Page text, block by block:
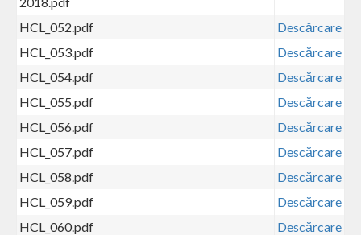
HCL_052.pdf
Descărcare
HCL_053.pdf
Descărcare
HCL_054.pdf
Descărcare
HCL_055.pdf
Descărcare
HCL_056.pdf
Descărcare
HCL_057.pdf
Descărcare
HCL_058.pdf
Descărcare
HCL_059.pdf
Descărcare
HCL_060.pdf
Descărcare